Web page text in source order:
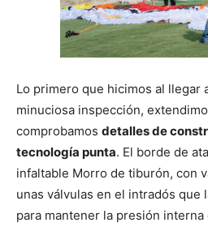
Lo primero que hicimos al llegar
minuciosa inspección,
comprobamos detalles de
tecnología punta. El borde de
infaltable Morro de tiburón, con
unas válvulas en el intradós que
para mantener la presión